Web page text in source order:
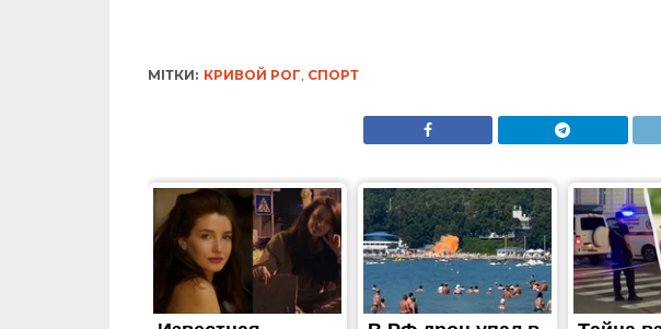
МІТКИ: КРИВОЙ РОГ СПОРТ